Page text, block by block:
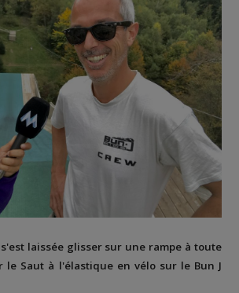
s'est laissée glisser sur une rampe à toute
le Saut à l'élastique en vélo sur le Bun J